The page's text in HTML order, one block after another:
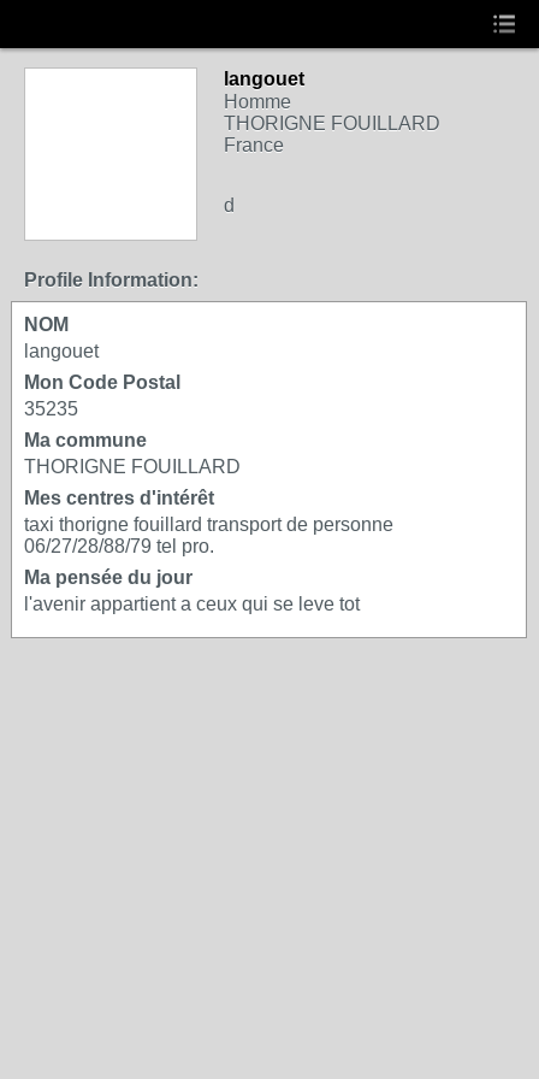
langouet
Homme
THORIGNE FOUILLARD
France
d
Profile Information:
NOM
langouet
Mon Code Postal
35235
Ma commune
THORIGNE FOUILLARD
Mes centres d'intérêt
taxi thorigne fouillard transport de personne
06/27/28/88/79 tel pro.
Ma pensée du jour
l'avenir appartient a ceux qui se leve tot